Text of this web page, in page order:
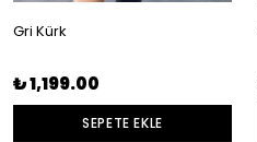
Gri Kürk
₺ 1,199.00
SEPETE EKLE